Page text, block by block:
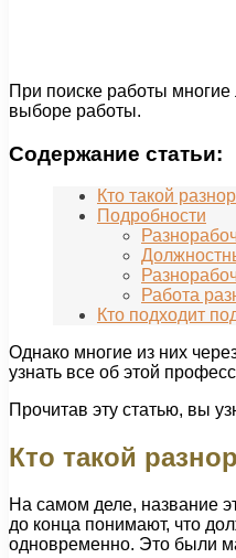
При поиске работы
выборе работы.
Содержание статьи:
Кто такой
Подробности
Работа
Кто подходит
Однако многие из них
узнать все об этой
Прочитав эту статью, вы
Кто такой
На самом деле, название
до конца понимают, что
одновременно. Это были